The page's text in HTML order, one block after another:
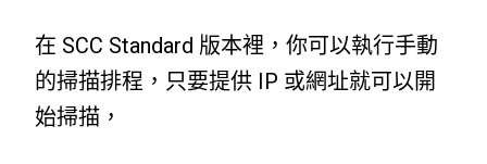
在 SCC Standard 版本裡，你可以執行手動
的掃描排程，只要提供 IP 或網址就可以開
始掃描，